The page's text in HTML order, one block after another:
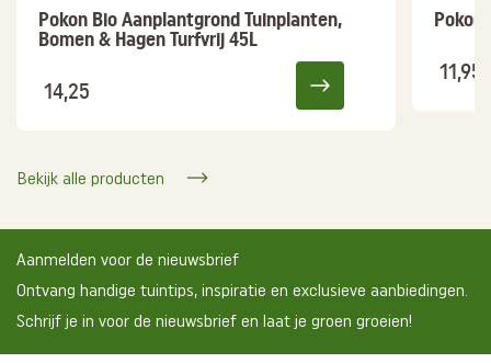
Pokon Bio Aanplantgrond Tuinplanten,
Bomen & Hagen Turfvrij 45L
14,25
Pokon
11,95
Bekijk alle producten
Aanmelden voor de nieuwsbrief
Ontvang handige tuintips, inspiratie en exclusieve aanbiedingen.
Schrijf je in voor de nieuwsbrief en laat je groen groeien!